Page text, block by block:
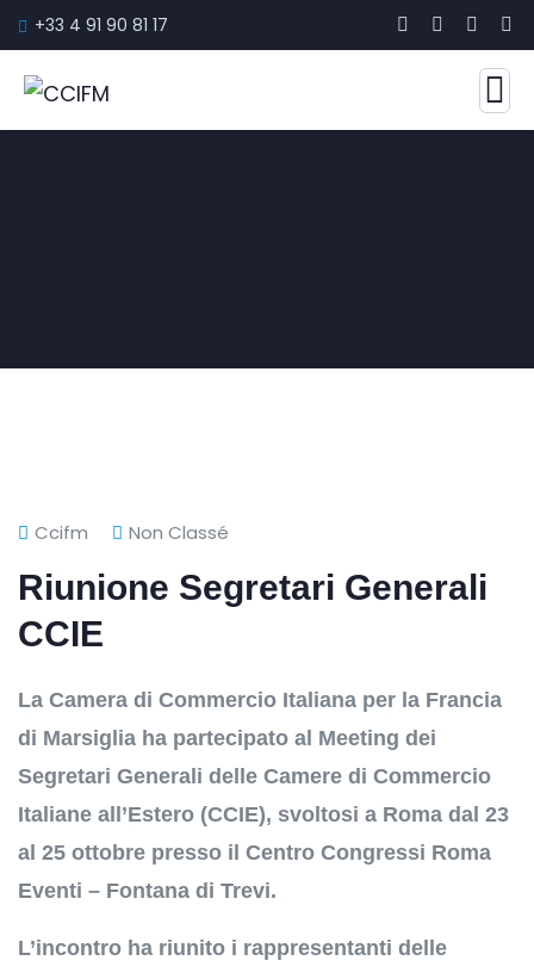
+33 4 91 90 81 17
Ccifm Non Classé
Riunione Segretari Generali
CCIE
La Camera di Commercio Italiana per la Francia
di Marsiglia ha partecipato al Meeting dei
Segretari Generali delle Camere di Commercio
Italiane all’Estero (CCIE), svoltosi a Roma dal 23
al 25 ottobre presso il Centro Congressi Roma
Eventi – Fontana di Trevi.
L’incontro ha riunito i rappresentanti delle